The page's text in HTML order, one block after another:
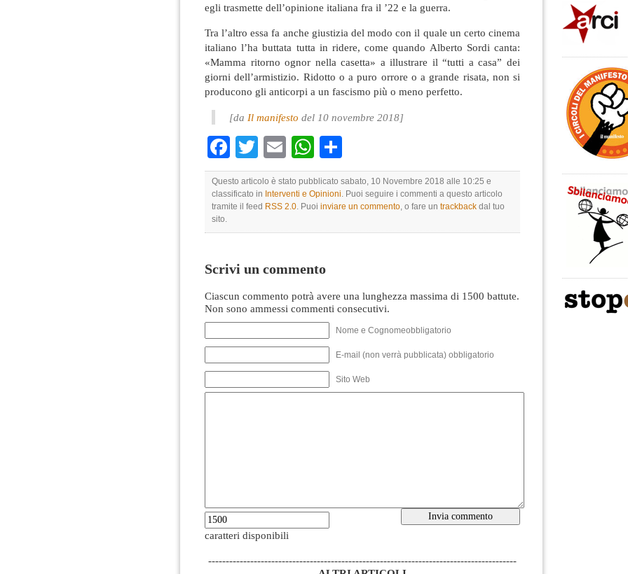
egli trasmette dell’opinione italiana fra il ’22 e la guerra.
Tra l’altro essa fa anche giustizia del modo con il quale un certo cinema
italiano l’ha buttata tutta in ridere, come quando Alberto Sordi canta:
«Mamma ritorno ognor nella casetta» a illustrare il “tutti a casa” dei
giorni dell’armistizio. Ridotto o a puro orrore o a grande risata, non si
producono gli anticorpi a un fascismo più o meno perfetto.
[da Il manifesto del 10 novembre 2018]
Facebook
TwitterEmailWhatsApp
Questo articolo è stato pubblicato sabato, 10 Novembre 2018 alle 10:25 e
classificato in Interventi e Opinioni . Puoi seguire i commenti a questo articolo
tramite il feed RSS 2.0 . Puoi inviare un commento , o fare un trackback dal tuo
sito.
Scrivi un commento
Ciascun commento potrà avere una lunghezza massima di 1500 battute.
Non sono ammessi commenti consecutivi.
Nome e Cognomeobbligatorio
E-mail (non verrà pubblicata) obbligatorio
Sito Web
caratteri disponibili
----------------------------------------------------------------------------------------